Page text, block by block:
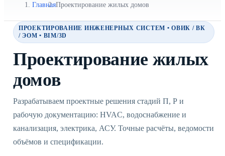
ГлавнаяПроектирование жилых домов
ПРОЕКТИРОВАНИЕ ИНЖЕНЕРНЫХ СИСТЕМ • ОВИК / ВК
/ ЭОМ • BIM/3D
Проектирование жилых
домов
Разрабатываем проектные решения стадий П, Р и
рабочую документацию: HVAC, водоснабжение и
канализация, электрика, АСУ. Точные расчёты, ведомости
объёмов и спецификации.